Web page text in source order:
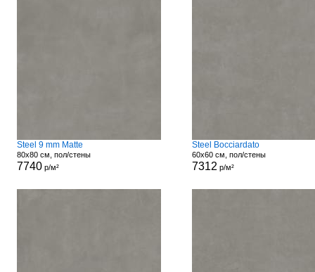
Steel 9 mm Matte
80x80 см, пол/стены
7740р/м²
Steel Bocciardato
60x60 см, пол/стены
7312 р/м²